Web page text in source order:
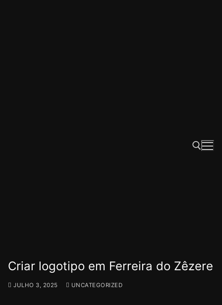
Criar logotipo em Ferreira do Zêzere
JULHO 3, 2025 UNCATEGORIZED